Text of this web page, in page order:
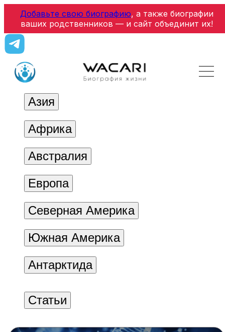
Добавьте свою биографию, а также биографии
ваших родственников — и сайт объединит их!
Азия
Африка
Австралия
Европа
Северная Америка
Южная Америка
Антарктида
Статьи